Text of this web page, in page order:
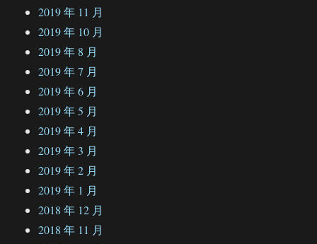
2019 年 11 月
2019 年 10 月
2019 年 8 月
2019 年 7 月
2019 年 6 月
2019 年 5 月
2019 年 4 月
2019 年 3 月
2019 年 2 月
2019 年 1 月
2018 年 12 月
2018 年 11 月